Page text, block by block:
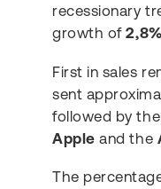
recessionary
growth of2,8%
First in sales
sent
followed by the
Apple and the
The